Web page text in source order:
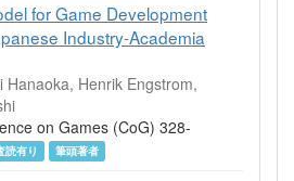
for Game Development
Industry-Academia
Hanaoka, Henrik Engstrom,
on Games (CoG) 328-
読有り 筆頭著者